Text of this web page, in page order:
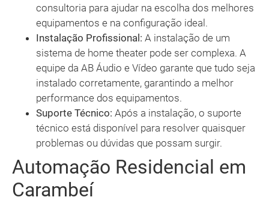
consultoria para ajudar na escolha dos melhores
equipamentos e na configuração ideal.
Instalação Profissional: A instalação de um
sistema de home theater pode ser complexa. A
equipe da AB Áudio e Vídeo garante que tudo seja
instalado corretamente, garantindo a melhor
performance dos equipamentos.
Suporte Técnico: Após a instalação, o suporte
técnico está disponível para resolver quaisquer
problemas ou dúvidas que possam surgir.
Automação Residencial em
Carambeí